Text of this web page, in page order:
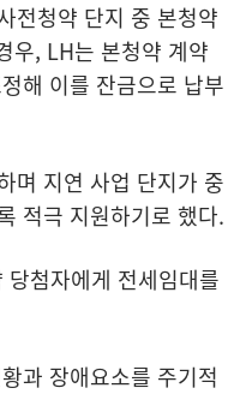
전청약 단지 중 본청약
우, LH는 본청약 계약
해 이를 잔금으로 납부
며 지연 사업 단지가 중
적극 지원하기로 했다.
첨자에게 전세임대를
과 장애요소를 주기적